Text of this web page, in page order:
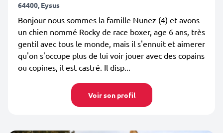
64400, Eysus
Bonjour nous sommes la famille Nunez (4) et avons
un chien nommé Rocky de race boxer, age 6 ans, très
gentil avec tous le monde, mais il s'ennuit et aimerer
qu'on s'occupe plus de lui voir jouer avec des copains
ou copines, il est castré. Il disp...
Voir son profil